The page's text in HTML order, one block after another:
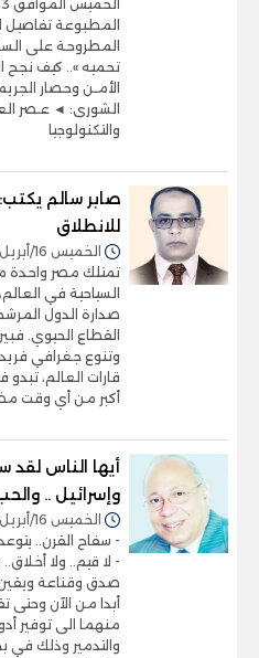
المطبوعة تفاصيل
المطروحة على
تحميه ».. كيف
الأمـن وحصار
الشورى: ◄ عـصر
والتكنولوجيا
صابر سالم
للانطلاق
الخميس 16/أبريل/2026 - 04:37 م
تمتلك مصر واحدة
السياحية في
صدارة الدول
القطاع الحيوي.
وتنوع جغرافي
قارات العالم،
أكبر من أي وقت
أيها الناس لقد
وإسرائيل ..
الخميس 16/أبريل/2026 - 04:34 م
- سفاح القرن..
- لا قيم.. ولا
صدق وقناعة ويقين
أبدا من الآن
منهما الى توفير
والتدمير وذلك في